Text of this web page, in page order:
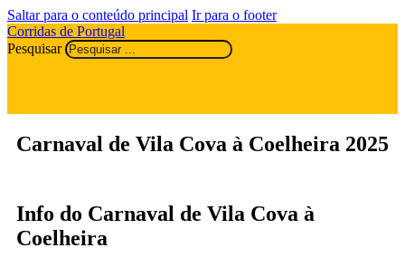
Saltar para o conteúdo principal Ir para o footer
Corridas de Portugal
Pesquisar
Carnaval de Vila Cova à Coelheira 2025
Info do Carnaval de Vila Cova à
Coelheira